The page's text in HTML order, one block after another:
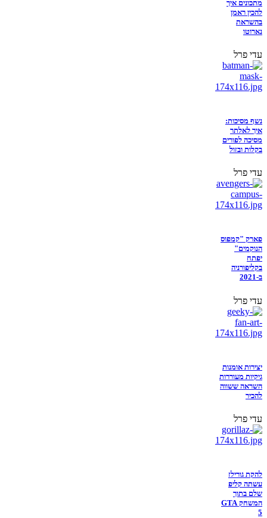
מתכונים איך
להכין ראמן
בהשראת
נארוטו
עדי פרל
נשף מסיכות:
איך לאלתר
מסיכה לפורים
בקלות ובזול
עדי פרל
פארק "קמפוס
הנוקמים"
יפתח
בקליפורניה
ב-2021
עדי פרל
יצירות אומנות
גיקיות מעוררות
השראה ששווה
להכיר
עדי פרל
להקת גורילז
עשתה קליפ
שלם בתוך
המשחק GTA
5